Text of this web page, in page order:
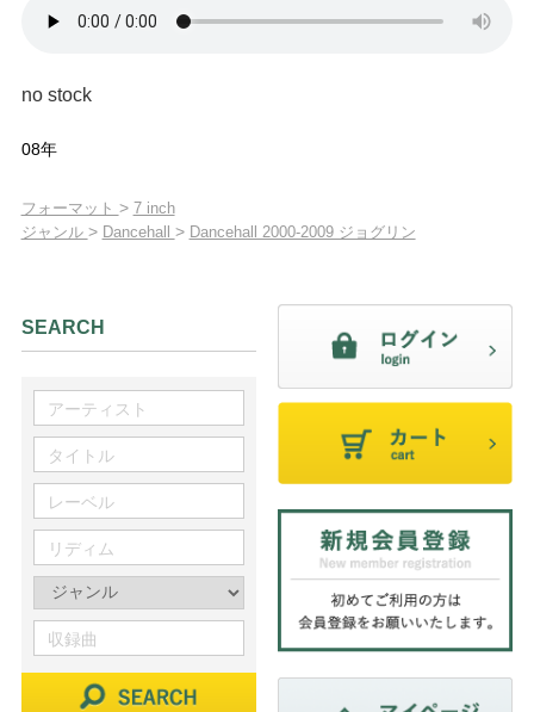
no stock
08年
フォーマット > 7 inch
ジャンル > Dancehall > Dancehall 2000-2009 ジョグリン
SEARCH